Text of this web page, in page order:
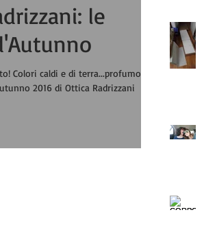
le
Colori caldi e di terra...profumo di
2016 di Ottica Radrizzani